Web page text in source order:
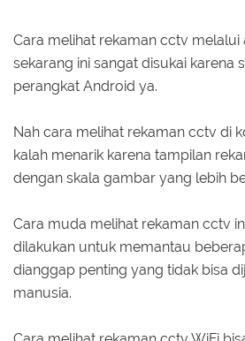
Cara melihat rekaman cctv
sekarang ini sangat disukai karena
perangkat Android ya.
Nah cara melihat rekaman cctv di
kalah menarik karena tampilan
dengan skala gambar yang lebih
Cara muda melihat rekaman cctv
dilakukan untuk memantau
dianggap penting yang tidak bisa
manusia.